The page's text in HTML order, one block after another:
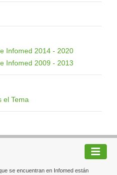
Infomed 2014 - 2020
Infomed 2009 - 2013
el Tema
se encuentran en Infomed están